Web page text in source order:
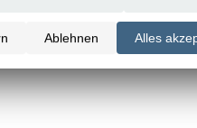
Ablehnen Alles